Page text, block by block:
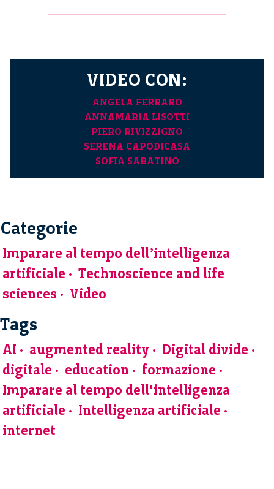
VIDEO CON:
ANGELA FERRARO
ANNAMARIA LISOTTI
PIERO RIVIZZIGNO
SERENA CAPODICASA
SOFIA SABATINO
Categorie
Imparare al tempo dell’intelligenza
artificiale
Technoscience and life
sciences
Video
Tags
AI augmented reality
Digital divide
digitale
education
formazione
Imparare al tempo dell'intelligenza
artificiale
Intelligenza artificiale
internet